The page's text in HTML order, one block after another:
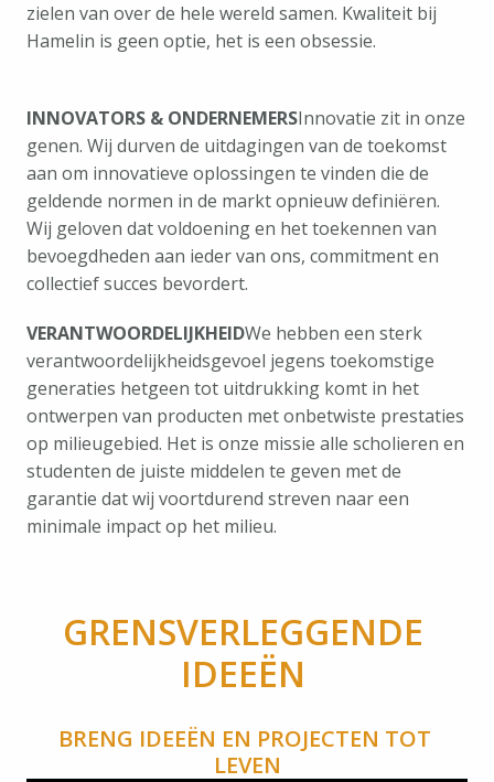
zielen van over de hele wereld samen. Kwaliteit bij
Hamelin is geen optie, het is een obsessie.
INNOVATORS & ONDERNEMERSInnovatie zit in onze
genen. Wij durven de uitdagingen van de toekomst
aan om innovatieve oplossingen te vinden die de
geldende normen in de markt opnieuw definiëren.
Wij geloven dat voldoening en het toekennen van
bevoegdheden aan ieder van ons, commitment en
collectief succes bevordert.
VERANTWOORDELIJKHEIDWe hebben een sterk
verantwoordelijkheidsgevoel jegens toekomstige
generaties hetgeen tot uitdrukking komt in het
ontwerpen van producten met onbetwiste prestaties
op milieugebied. Het is onze missie alle scholieren en
studenten de juiste middelen te geven met de
garantie dat wij voortdurend streven naar een
minimale impact op het milieu.
GRENSVERLEGGENDE
IDEEËN
BRENG IDEEËN EN PROJECTEN TOT
LEVEN